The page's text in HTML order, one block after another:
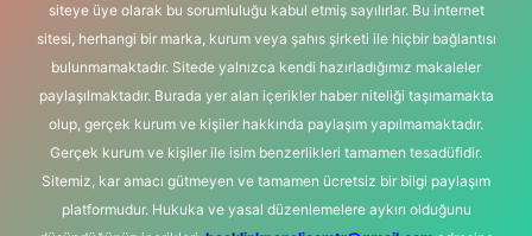
siteye üye olarak bu sorumluluğu kabul etmiş sayılırlar. Bu internet
sitesi, herhangi bir marka, kurum veya şahıs şirketi ile hiçbir bağlantısı
bulunmamaktadır. Sitede yalnızca kendi hazırladığımız makaleler
paylaşılmaktadır. Burada yer alan içerikler haber niteliği taşımamakta
olup, gerçek kurum ve kişiler hakkında paylaşım yapılmamaktadır.
Gerçek kurum ve kişiler ile isim benzerlikleri tamamen tesadüfidir.
Sitemiz, kar amacı gütmeyen ve tamamen ücretsiz bir bilgi paylaşım
platformudur. Hukuka ve yasal düzenlemelere aykırı olduğunu